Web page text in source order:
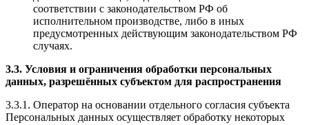
соответствии с законодательством РФ об
исполнительном производстве, либо в иных
предусмотренных действующим законодательством РФ
случаях.
3.3. Условия и ограничения обработки персональных
данных, разрешённых субъектом для распространения
3.3.1. Оператор на основании отдельного согласия субъекта
Персональных данных осуществляет обработку некоторых